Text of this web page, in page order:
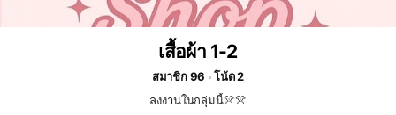
เสื้อผ้า 1-2
สมาชิก 96
โน้ต 2
ลงงานในกลุ่มนี้👚👚